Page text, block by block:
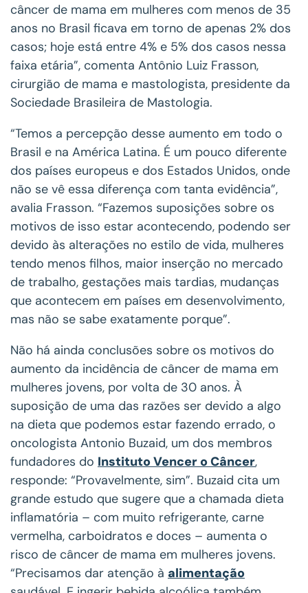
câncer de mama em mulheres com menos de 35
anos no Brasil ficava em torno de apenas 2% dos
casos; hoje está entre 4% e 5% dos casos nessa
faixa etária”, comenta Antônio Luiz Frasson,
cirurgião de mama e mastologista, presidente da
Sociedade Brasileira de Mastologia.
“Temos a percepção desse aumento em todo o
Brasil e na América Latina. É um pouco diferente
dos países europeus e dos Estados Unidos, onde
não se vê essa diferença com tanta evidência”,
avalia Frasson. “Fazemos suposições sobre os
motivos de isso estar acontecendo, podendo ser
devido às alterações no estilo de vida, mulheres
tendo menos filhos, maior inserção no mercado
de trabalho, gestações mais tardias, mudanças
que acontecem em países em desenvolvimento,
mas não se sabe exatamente porque”.
Não há ainda conclusões sobre os motivos do
aumento da incidência de câncer de mama em
mulheres jovens, por volta de 30 anos. À
suposição de uma das razões ser devido a algo
na dieta que podemos estar fazendo errado, o
oncologista Antonio Buzaid, um dos membros
fundadores do Instituto Vencer o Câncer,
responde: “Provavelmente, sim”. Buzaid cita um
grande estudo que sugere que a chamada dieta
inflamatória – com muito refrigerante, carne
vermelha, carboidratos e doces – aumenta o
risco de câncer de mama em mulheres jovens.
“Precisamos dar atenção à alimentação